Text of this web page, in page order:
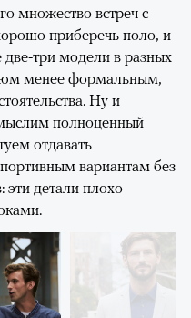
множество встреч с
приберечь поло, и
три модели в разных
менее формальным,
Ну и
полноценный
отдавать
вариантам без
эти детали плохо